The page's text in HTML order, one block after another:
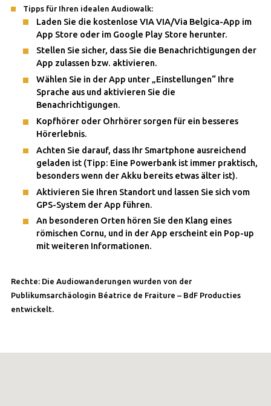
Tipps für Ihren idealen Audiowalk:
Laden Sie die kostenlose VIA VIA/Via Belgica-App im
App Store oder im Google Play Store herunter.
Stellen Sie sicher, dass Sie die Benachrichtigungen der
App zulassen bzw. aktivieren.
Wählen Sie in der App unter „Einstellungen“ Ihre
Sprache aus und aktivieren Sie die
Benachrichtigungen.
Kopfhörer oder Ohrhörer sorgen für ein besseres
Hörerlebnis.
Achten Sie darauf, dass Ihr Smartphone ausreichend
geladen ist (Tipp: Eine Powerbank ist immer praktisch,
besonders wenn der Akku bereits etwas älter ist).
Aktivieren Sie Ihren Standort und lassen Sie sich vom
GPS-System der App führen.
An besonderen Orten hören Sie den Klang eines
römischen Cornu, und in der App erscheint ein Pop-up
mit weiteren Informationen.
Rechte: Die Audiowanderungen wurden von der
Publikumsarchäologin Béatrice de Fraiture – BdF Producties
entwickelt.